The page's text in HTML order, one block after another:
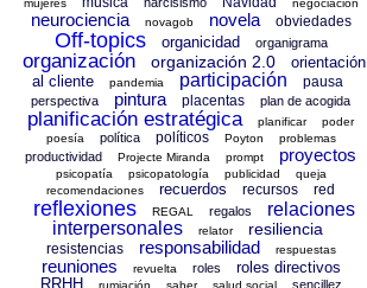
mujeres negociación
neurociencia novagob novela obviedades
Off-topics organicidad organigrama
organización organización 2.0
orientación
al cliente
pandemia participación pausa
perspectiva pintura placentas plan de acogida
planificación estratégica planificar
poder
poesía
política políticos Poyton problemas
productividad Projecte Miranda prompt proyectos
psicopatía psicopatología publicidad
queja
recomendaciones
recuerdos recursos red
reflexiones REGAL regalos
relaciones
interpersonales
relator resiliencia
resistencias responsabilidad respuestas
reuniones revuelta roles
roles directivos
RRHH
rumiación saber salud social
sencillez